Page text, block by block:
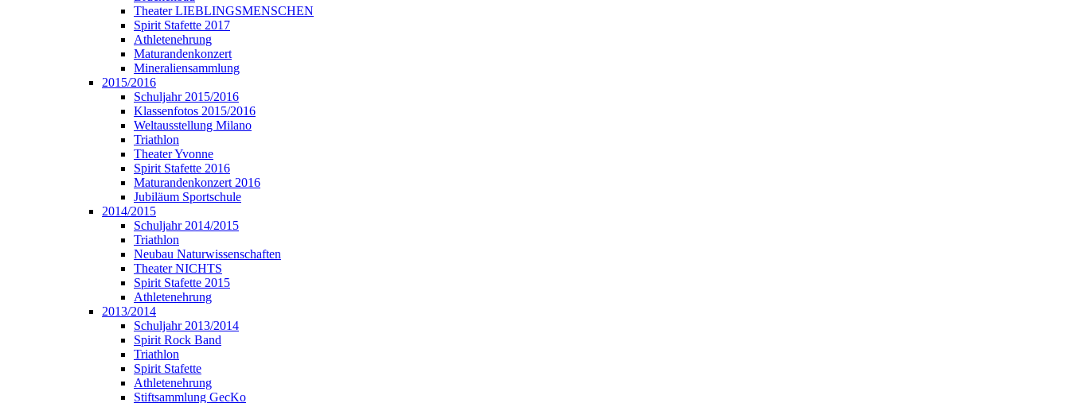
Theater LIEBLINGSMENSCHEN
Spirit Stafette 2017
Athletenehrung
Maturandenkonzert
Mineraliensammlung
2015/2016
Schuljahr 2015/2016
Klassenfotos 2015/2016
Weltausstellung Milano
Triathlon
Theater Yvonne
Spirit Stafette 2016
Maturandenkonzert 2016
Jubiläum Sportschule
2014/2015
Schuljahr 2014/2015
Triathlon
Neubau Naturwissenschaften
Theater NICHTS
Spirit Stafette 2015
Athletenehrung
2013/2014
Schuljahr 2013/2014
Spirit Rock Band
Triathlon
Spirit Stafette
Athletenehrung
Stiftsammlung GecKo